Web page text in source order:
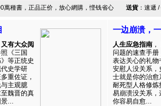
萬種書，正品正价，放心網購，悭钱省心 送貨：速遞 /
有大众阅
照《三国
等正统史
史学研
重佐证，
主观臆
魏晋的真
...
一边崩溃，
人生应急指南
问题的速查手册
表达关心的礼物
安慰人没关系，
士就是你的治愈
耐死型人格修炼
易崩溃没关系，
你容易自愈...